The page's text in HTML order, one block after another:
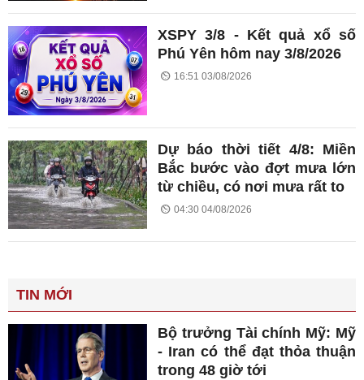
XSPY 3/8 - Kết quả xổ số
Phú Yên hôm nay 3/8/2026
16:51 03/08/2026
Dự báo thời tiết 4/8: Miền
Bắc bước vào đợt mưa lớn
từ chiều, có nơi mưa rất to
04:30 04/08/2026
TIN MỚI
Bộ trưởng Tài chính Mỹ: Mỹ
- Iran có thể đạt thỏa thuận
trong 48 giờ tới